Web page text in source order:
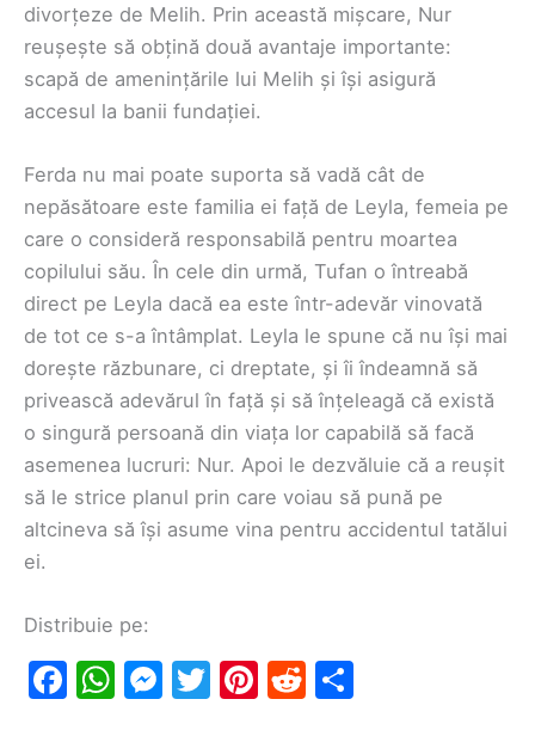
divorțeze de Melih. Prin această mișcare, Nur
reușește să obțină două avantaje importante:
scapă de amenințările lui Melih și își asigură
accesul la banii fundației.
Ferda nu mai poate suporta să vadă cât de
nepăsătoare este familia ei față de Leyla, femeia pe
care o consideră responsabilă pentru moartea
copilului său. În cele din urmă, Tufan o întreabă
direct pe Leyla dacă ea este într-adevăr vinovată
de tot ce s-a întâmplat. Leyla le spune că nu își mai
dorește răzbunare, ci dreptate, și îi îndeamnă să
privească adevărul în față și să înțeleagă că există
o singură persoană din viața lor capabilă să facă
asemenea lucruri: Nur. Apoi le dezvăluie că a reușit
să le strice planul prin care voiau să pună pe
altcineva să își asume vina pentru accidentul tatălui
ei.
Distribuie pe:
F
W M T
Pi R